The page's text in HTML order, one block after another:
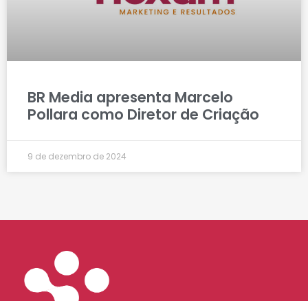
BR Media apresenta Marcelo
Pollara como Diretor de Criação
9 de dezembro de 2024